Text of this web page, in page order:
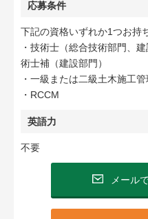
応募条件
下記の資格いずれか1つお持
・技術士（総合技術部門、
術士補（建設部門）
・一級または二級土木施工
・RCCM
英語力
不要
メール